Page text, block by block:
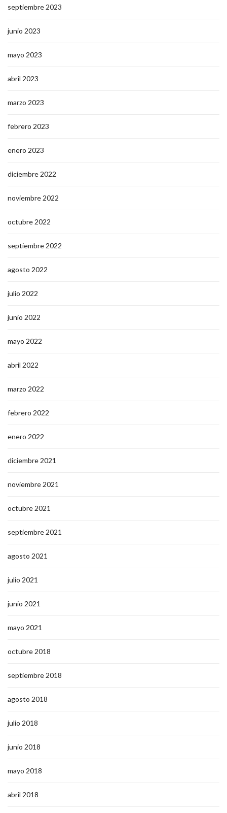
septiembre 2023
junio 2023
mayo 2023
abril 2023
marzo 2023
febrero 2023
enero 2023
diciembre 2022
noviembre 2022
octubre 2022
septiembre 2022
agosto 2022
julio 2022
junio 2022
mayo 2022
abril 2022
marzo 2022
febrero 2022
enero 2022
diciembre 2021
noviembre 2021
octubre 2021
septiembre 2021
agosto 2021
julio 2021
junio 2021
mayo 2021
octubre 2018
septiembre 2018
agosto 2018
julio 2018
junio 2018
mayo 2018
abril 2018